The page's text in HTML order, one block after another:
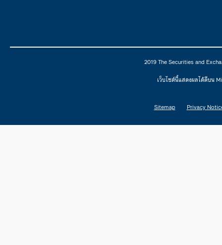
2019 The Securities and
เว็บไซต์นี้แสดงผลได้ดีบน
Sitemap Privacy